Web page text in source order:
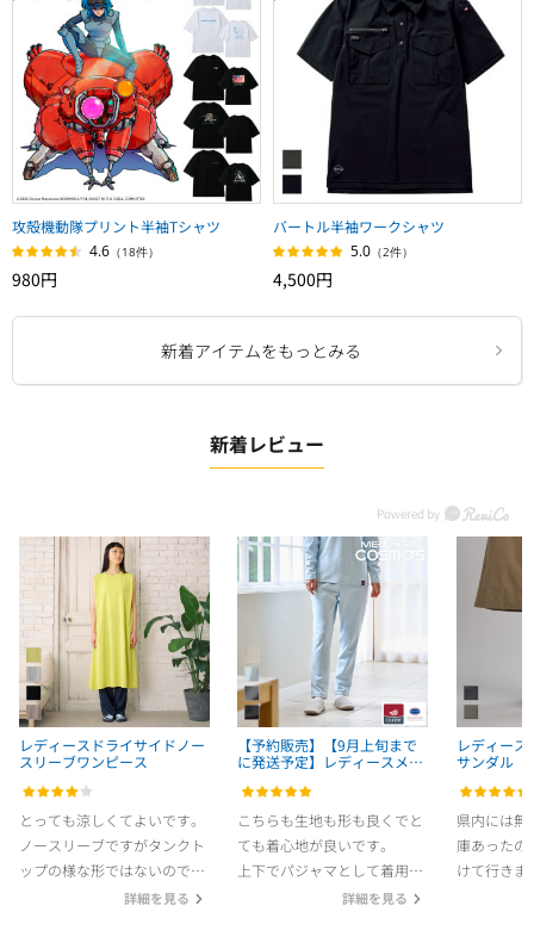
攻殻機動隊プリント半袖Tシャツ
4.6 （18件）
980円
バートル半袖ワークシャツ
5.0 （2件）
4,500円
新着アイテムをもっとみる
新着レビュー
レディースドライサイドノー
スリーブワンピース
詳細を見る
とっても涼しくてよいです。
ノースリーブですがタンクト
ップの様な形ではないのでそ
こまで二の腕気になりませ
【予約販売】【9月上旬まで
に発送予定】レディースメデ
ツ【返品交換不可】
詳細を見る
こちらも生地も形も良くでと
ても着心地が良いです。
上下でパジャマとして着用し
ているので、サイズ感はゆる
レディー
サンダル
県内には無
庫あったの
けて行きま